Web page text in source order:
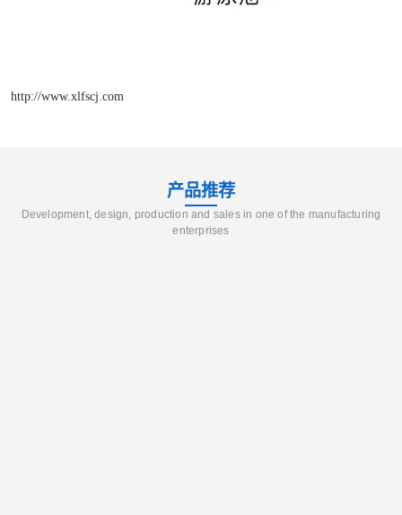
http://www.xlfscj.com
产品推荐
Development, design, production and sales in one of the manufacturing
enterprises